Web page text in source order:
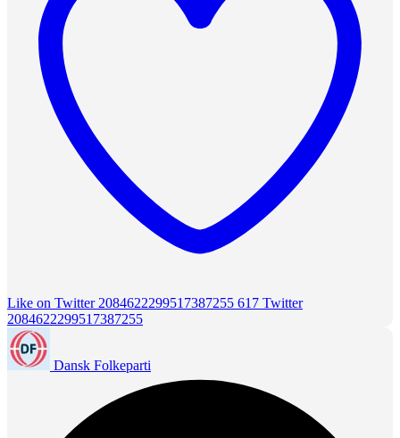
Like on Twitter 2084622299517387255 617 Twitter
2084622299517387255
Dansk Folkeparti